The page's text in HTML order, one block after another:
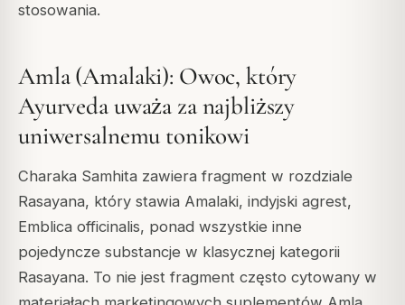
stosowania.
Amla (Amalaki): Owoc, który
Ayurveda uważa za najbliższy
uniwersalnemu tonikowi
Charaka Samhita zawiera fragment w rozdziale
Rasayana, który stawia Amalaki, indyjski agrest,
Emblica officinalis, ponad wszystkie inne
pojedyncze substancje w klasycznej kategorii
Rasayana. To nie jest fragment często cytowany w